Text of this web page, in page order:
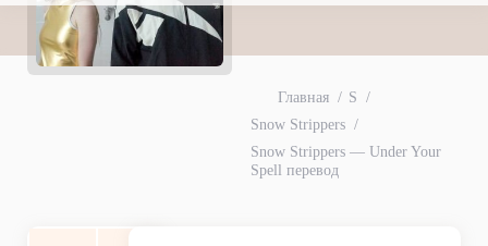
Главная
S
Snow Strippers
Snow Strippers — Under Your
Spell перевод